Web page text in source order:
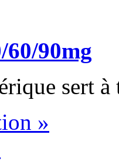
60/90mg
sert à
»